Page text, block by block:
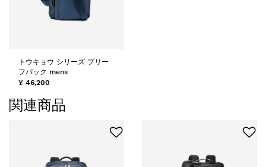
トウキョウ シリーズ ブリー
フパック mens
¥ 46,200
関連商品